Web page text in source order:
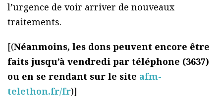
l’urgence de voir arriver de nouveaux
traitements.
[(Néanmoins, les dons peuvent encore être
faits jusqu’à vendredi par téléphone (3637)
ou en se rendant sur le site afm-
telethon.fr/fr)]